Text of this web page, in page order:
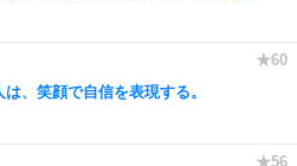
、笑顔で自信を表現する。